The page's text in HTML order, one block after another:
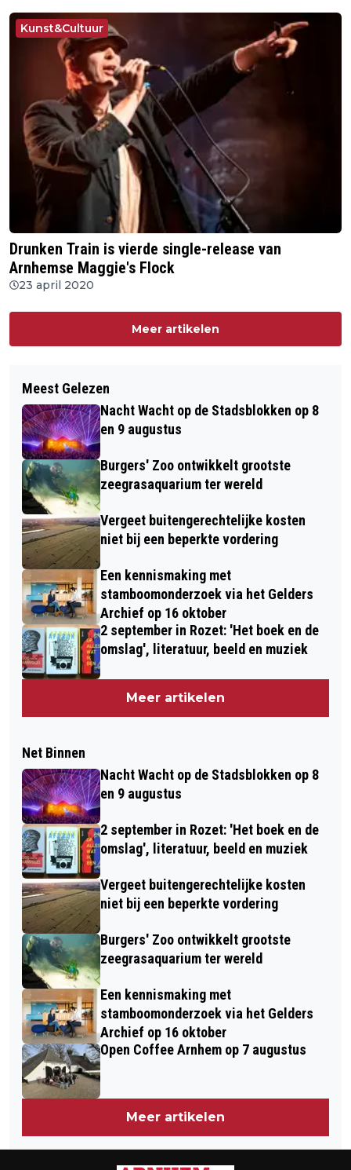
Kunst&Cultuur
Drunken Train is vierde single-release van
Arnhemse Maggie's Flock
23 april 2020
Meer artikelen
Meest Gelezen
Nacht Wacht op de Stadsblokken op 8
en 9 augustus
Burgers' Zoo ontwikkelt grootste
zeegrasaquarium ter wereld
Vergeet buitengerechtelijke kosten
niet bij een beperkte vordering
Een kennismaking met
stamboomonderzoek via het Gelders
Archief op 16 oktober
2 september in Rozet: 'Het boek en de
omslag', literatuur, beeld en muziek
Meer artikelen
Net Binnen
Nacht Wacht op de Stadsblokken op 8
en 9 augustus
2 september in Rozet: 'Het boek en de
omslag', literatuur, beeld en muziek
Vergeet buitengerechtelijke kosten
niet bij een beperkte vordering
Burgers' Zoo ontwikkelt grootste
zeegrasaquarium ter wereld
Een kennismaking met
stamboomonderzoek via het Gelders
Archief op 16 oktober
Open Coffee Arnhem op 7 augustus
Meer artikelen